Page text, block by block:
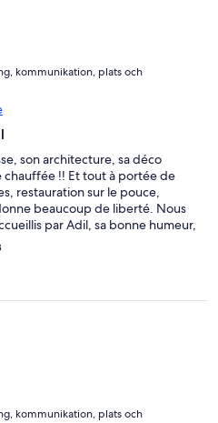
kommunikation, plats och
son architecture, sa déco
!! Et tout à portée de
restauration sur le pouce,
beaucoup de liberté. Nous
par Adil, sa bonne humeur,
conseils, et Amina, avec ses
!
kommunikation, plats och